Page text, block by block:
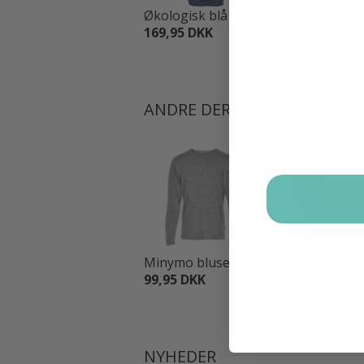
Økologisk blå st...
169,95 DKK
ANDRE DER KØBTE
Minymo bluse - G...
99,95 DKK
NYHEDER